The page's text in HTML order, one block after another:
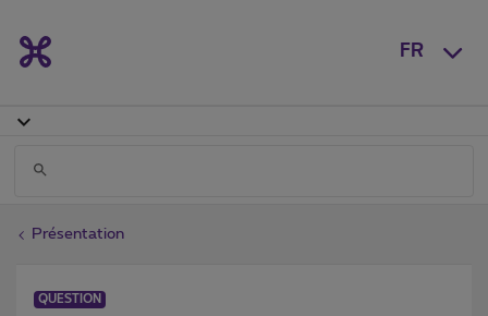
FR
Présentation
QUESTION